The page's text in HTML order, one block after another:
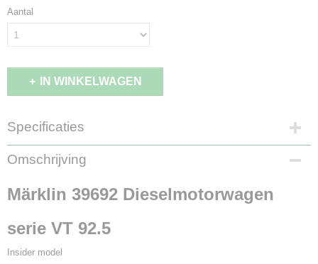
Aantal
IN WINKELWAGEN
Specificaties
EAN code
4001883396927
39692
H0 (1:87)
Aansturing
Omschrijving
Märklin 39692 Dieselmotorwagen
serie VT 92.5
Insider model